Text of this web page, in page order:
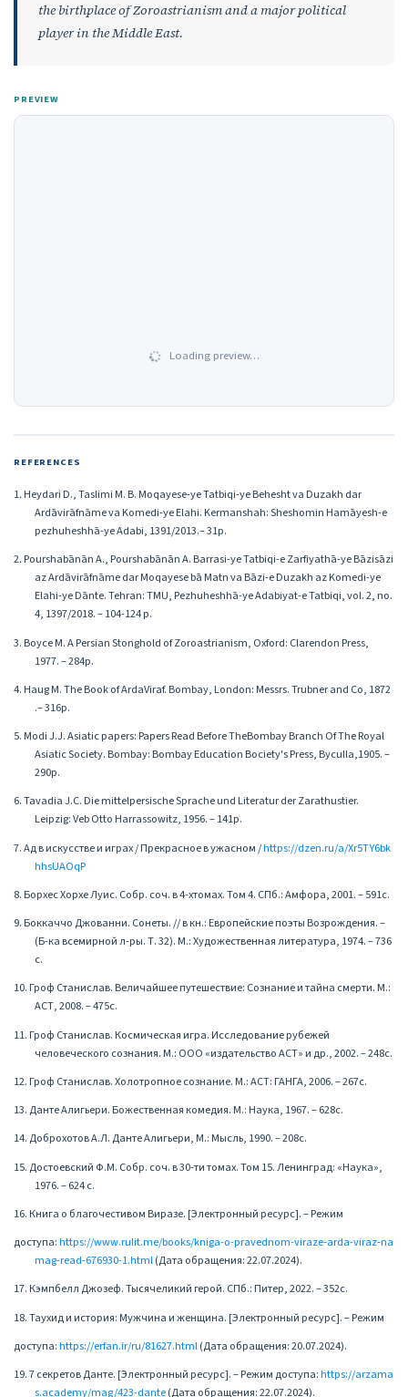
the birthplace of Zoroastrianism and a major political
player in the Middle East.
PREVIEW
Loading preview…
REFERENCES
1․ Heydari D., Taslimi M. B. Moqayese-ye Tatbiqi-ye Behesht va Duzakh dar
Ardāvirāfnāme va Komedi-ye Elahi. Kermanshah: Sheshomin Hamāyesh-e
pezhuheshhā-ye Adabi, 1391/2013.– 31p.
2․ Pourshabānān A., Pourshabānān A. Barrasi-ye Tatbiqi-e Zarfiyathā-ye Bāzisāzi
az Ardāvirāfnāme dar Moqayese bā Matn va Bāzi-e Duzakh az Komedi-ye
Elahi-ye Dānte. Tehran: TMU, Pezhuheshhā-ye Adabiyat-e Tatbiqi, vol. 2, no.
4, 1397/2018. – 104-124 p.
3. Boyce M. A Persian Stonghold of Zoroastrianism, Oxford: Clarendon Press,
1977. – 284p.
4. Haug M. The Book of ArdaViraf. Bombay, London: Messrs. Trubner and Co, 1872
.– 316p.
5. Modi J.J. Asiatic papers: Papers Read Before TheBombay Branch Of The Royal
Asiatic Society. Bombay: Bombay Education Bociety's Press, Byculla,1905. –
290p.
6. Tavadia J.C. Die mittelpersische Sprache und Literatur der Zarathustier.
Leipzig: Veb Otto Harrassowitz, 1956. – 141p.
7. Ад в искусстве и играх / Прекрасное в ужасном /https://dzen.ru/a/Xr5TY6bk
hhsUAOqP
8. Борхес Хорхе Луис. Собр. соч. в 4-хтомах. Том 4. СПб.: Амфора, 2001. – 591с.
9. Боккаччо Джованни. Сонеты. // в кн.: Европейские поэты Возрождения. –
(Б-ка всемирной л-ры. Т. 32). М.: Художественная литература, 1974. – 736
с.
10. Гроф Станислав. Величайшее путешествие: Сознание и тайна смерти. М.:
АСТ, 2008. – 475с.
11. Гроф Станислав. Космическая игра. Исследование рубежей
человеческого сознания. М.: ООО «издательство АСТ» и др., 2002. – 248с.
12. Гроф Станислав. Холотропное сознание. М.: АСТ: ГАНГА, 2006. – 267с.
13. Данте Алигьери. Божественная комедия. М.: Наука, 1967. – 628с.
14. Доброхотов А.Л. Данте Алигьери, М.: Мысль, 1990. – 208с.
15. Достоевский Ф.М. Собр. соч. в 30-ти томах. Том 15. Ленинград: «Наука»,
1976. – 624 с.
16. Книга о благочестивом Виразе. [Электронный ресурс]. – Режим
доступа:https://www.rulit.me/books/kniga-o-pravednom-viraze-arda-viraz-na
mag-read-676930-1.html(Дата обращения: 22.07.2024).
17. Кэмпбелл Джозеф. Тысячеликий герой. СПб.: Питер, 2022. – 352с.
18. Таухид и история: Мужчина и женщина. [Электронный ресурс]. – Режим
доступа:https://erfan.ir/ru/81627.html(Дата обращения: 20.07.2024).
19. 7 секретов Данте. [Электронный ресурс]. – Режим доступа:https://arzama
s.academy/mag/423-dante(Дата обращения: 22.07.2024).